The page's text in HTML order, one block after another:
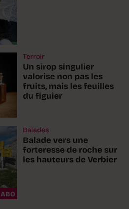
Terroir
Un sirop singulier
valorise non pas les
fruits, mais les feuilles
du figuier
ABO
Balades
Balade vers une
forteresse de roche sur
les hauteurs de Verbier